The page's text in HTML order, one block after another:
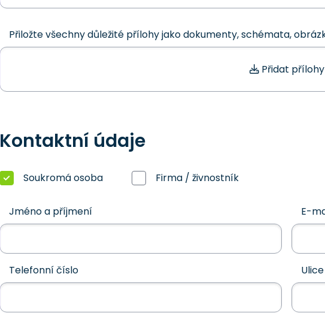
Přiložte všechny důležité přílohy jako dokumenty, schémata,
Přidat přílohy
Kontaktní údaje
Soukromá osoba Firma / živnostník
Jméno a příjmení E-
Telefonní číslo Ulice